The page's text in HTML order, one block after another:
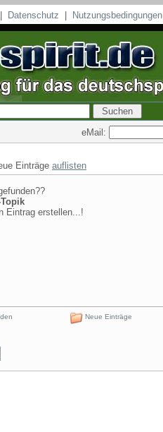
Datenschutz Nutzungsbedingungen
eMail:
Einträge auflisten
Eintrag erstellen...!
Neue Einträge